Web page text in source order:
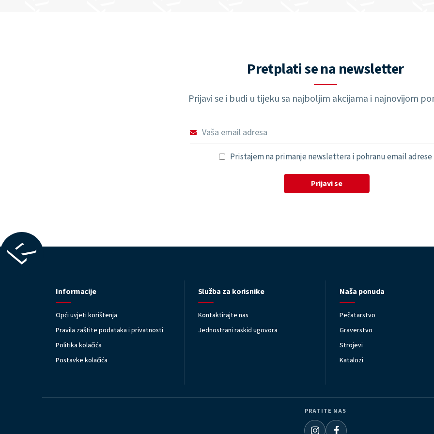
Pretplati se na newsletter
Prijavi se i budi u tijeku sa najboljim akcijama i najnovijom
Pristajem na primanje newslettera i pohranu email adrese
Prijavi se
Informacije
Opći uvjeti korištenja
Pravila zaštite podataka i privatnosti
Politika kolačića
Postavke kolačića
Služba za korisnike
Kontaktirajte nas
Jednostrani raskid ugovora
Naša ponuda
Pečatarstvo
Graverstvo
Strojevi
Katalozi
PRATITE NAS